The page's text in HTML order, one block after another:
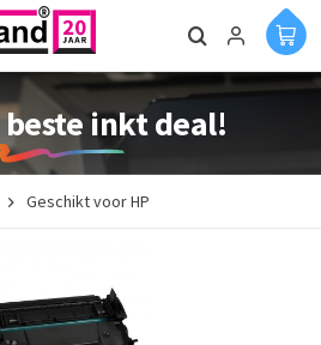
inkt deal!
Geschikt voor HP